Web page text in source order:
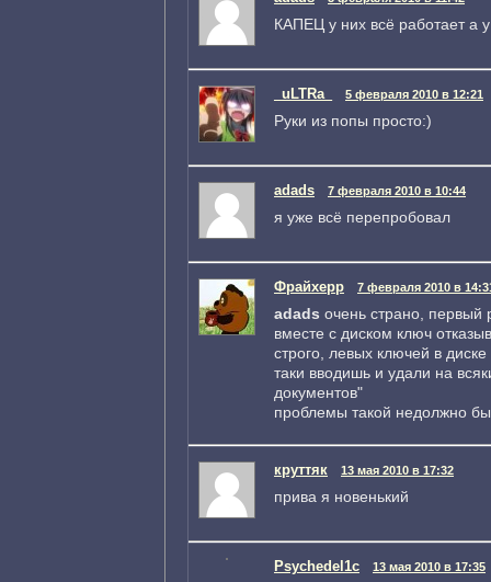
КАПЕЦ у них всё работает а
_uLTRa_ 5 февраля 2010 в 12:21
Руки из попы просто:)
adads 7 февраля 2010 в 10:44
я уже всё перепробовал
Фрайхерр 7 февраля 2010 в
adads очень страно, первый
вместе с диском ключ
строго, левых ключей в
таки вводишь и удали на
документов"
проблемы такой недолжно
круттяк 13 мая 2010 в 17:32
прива я новенький
Psychedel1c 13 мая 2010 в 17:35